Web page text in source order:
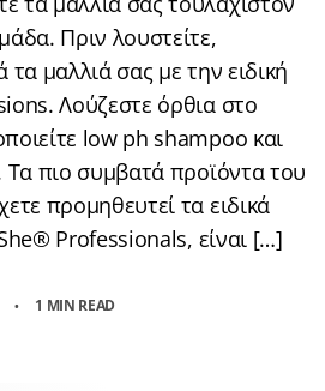
Πριν λουστείτε,
τα μαλλιά σας με την ειδική
Λούζεστε όρθια στο
low ph shampoo και
πιο συμβατά προϊόντα του
προμηθευτεί τα ειδικά
Professionals, είναι […]
1 MIN READ